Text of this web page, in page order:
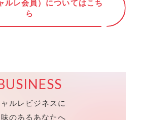
ルレ会員）についてはこち
ら
ルレビジネスに
のあるあなたへ